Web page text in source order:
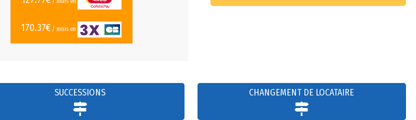
170.37€ / mois en
SUCCESSIONS CHANGEMENT DE LOCATAIRE